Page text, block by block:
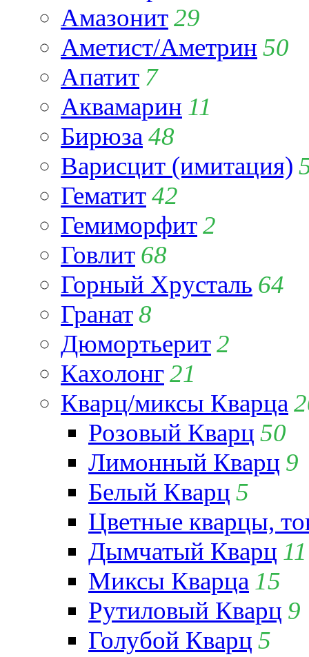
Амазонит29
Аметист/Аметрин 50
Апатит 7
Аквамарин 11
Бирюза 48
Варисцит (имитация)
Гематит42
Гемиморфит2
Говлит 68
Горный Хрусталь 64
Гранат8
Дюмортьерит2
Кахолонг21
Кварц/миксы Кварца
Розовый Кварц 50
Лимонный Кварц 9
Белый Кварц 5
Цветные кварцы,
Дымчатый Кварц 11
Миксы Кварца 15
Рутиловый Кварц 9
Голубой Кварц 5